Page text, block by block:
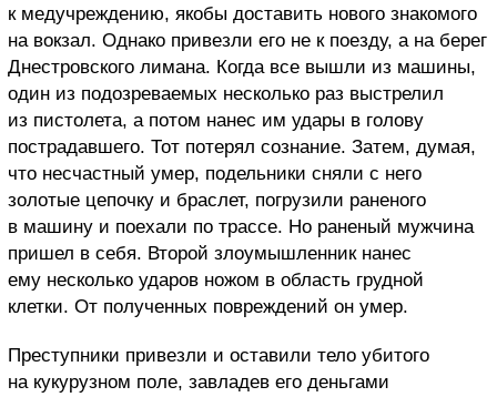
к медучреждению, якобы доставить нового знакомого
на вокзал. Однако привезли его не к поезду, а на берег
Днестровского лимана. Когда все вышли из машины,
один из подозреваемых несколько раз выстрелил
из пистолета, а потом нанес им удары в голову
пострадавшего. Тот потерял сознание. Затем, думая,
что несчастный умер, подельники сняли с него
золотые цепочку и браслет, погрузили раненого
в машину и поехали по трассе. Но раненый мужчина
пришел в себя. Второй злоумышленник нанес
ему несколько ударов ножом в область грудной
клетки. От полученных повреждений он умер.
Преступники привезли и оставили тело убитого
на кукурузном поле, завладев его деньгами